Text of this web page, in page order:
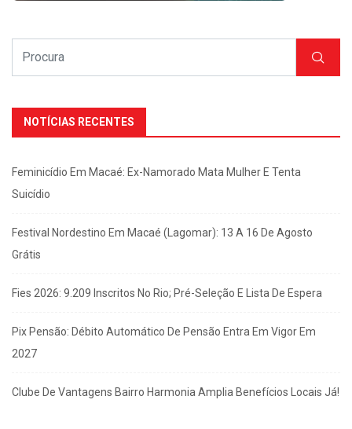
NOTÍCIAS RECENTES
Feminicídio Em Macaé: Ex-Namorado Mata Mulher E Tenta
Suicídio
Festival Nordestino Em Macaé (Lagomar): 13 A 16 De Agosto
Grátis
Fies 2026: 9.209 Inscritos No Rio; Pré-Seleção E Lista De Espera
Pix Pensão: Débito Automático De Pensão Entra Em Vigor Em
2027
Clube De Vantagens Bairro Harmonia Amplia Benefícios Locais Já!